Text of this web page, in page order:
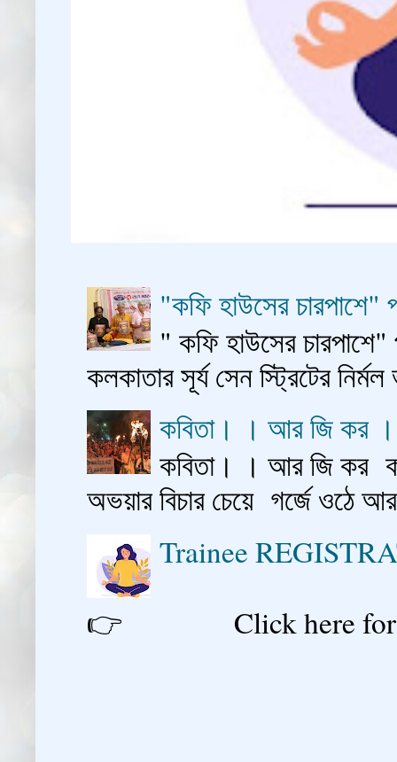
"কফি হাউসের
" কফি হাউসের
কলকাতার সূর্য সেন স্ট্রিটের
কবিতা। । আর জি কর
কবিতা। । আর জি কর
অভয়ার বিচার চেয়ে গর্জে
Trainee
👉 Click here for